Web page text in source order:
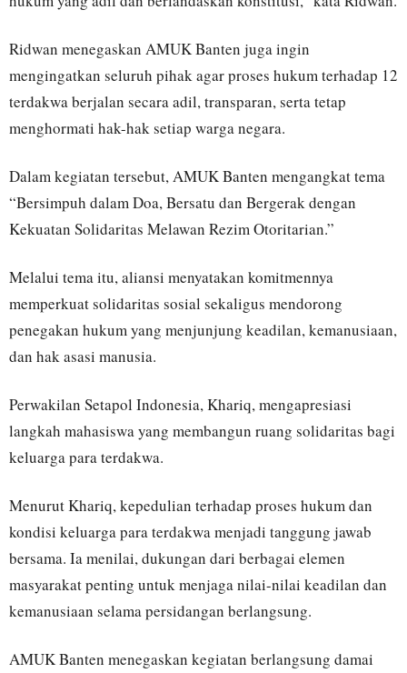
Ridwan menegaskan AMUK Banten juga ingin
mengingatkan seluruh pihak agar proses hukum terhadap 12
terdakwa berjalan secara adil, transparan, serta tetap
menghormati hak-hak setiap warga negara.
Dalam kegiatan tersebut, AMUK Banten mengangkat tema
“Bersimpuh dalam Doa, Bersatu dan Bergerak dengan
Kekuatan Solidaritas Melawan Rezim Otoritarian.”
Melalui tema itu, aliansi menyatakan komitmennya
memperkuat solidaritas sosial sekaligus mendorong
penegakan hukum yang menjunjung keadilan, kemanusiaan,
dan hak asasi manusia.
Perwakilan Setapol Indonesia, Khariq, mengapresiasi
langkah mahasiswa yang membangun ruang solidaritas bagi
keluarga para terdakwa.
Menurut Khariq, kepedulian terhadap proses hukum dan
kondisi keluarga para terdakwa menjadi tanggung jawab
bersama. Ia menilai, dukungan dari berbagai elemen
masyarakat penting untuk menjaga nilai-nilai keadilan dan
kemanusiaan selama persidangan berlangsung.
AMUK Banten menegaskan kegiatan berlangsung damai